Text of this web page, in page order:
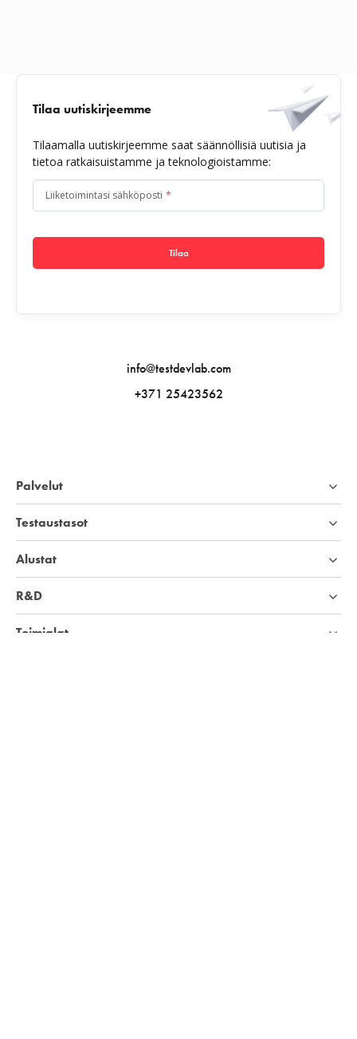
info@testdevlab.com
+371 25423562
Tilaa uutiskirjeemme
Tilaamalla uutiskirjeemme saat säännöllisiä uutisia ja
tietoa ratkaisuistamme ja teknologioistamme:
Liiketoimintasi sähköposti *
Tilaa
Palvelut
Testaustasot
Alustat
R&D
Toimialat